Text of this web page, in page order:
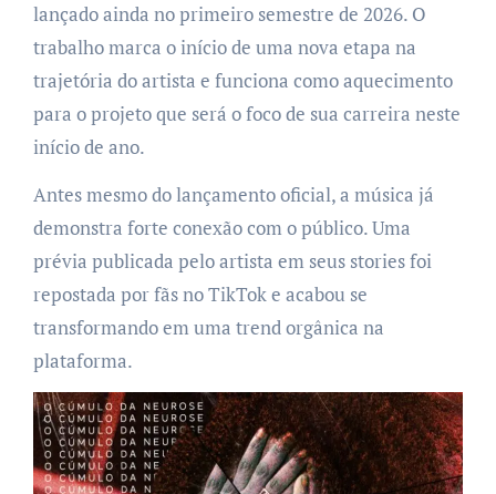
lançado ainda no primeiro semestre de 2026. O
trabalho marca o início de uma nova etapa na
trajetória do artista e funciona como aquecimento
para o projeto que será o foco de sua carreira neste
início de ano.
Antes mesmo do lançamento oficial, a música já
demonstra forte conexão com o público. Uma
prévia publicada pelo artista em seus stories foi
repostada por fãs no TikTok e acabou se
transformando em uma trend orgânica na
plataforma.